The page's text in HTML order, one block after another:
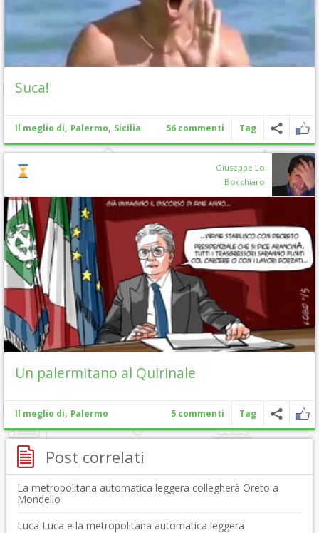
Suca!
Il meglio di, Palermo, Sicilia 56 commenti Tag
Giuseppe Lo
Bocchiaro
Un palermitano al Quirinale
Il meglio di, Palermo 5 commenti Tag
Post correlati
La metropolitana automatica leggera collegherà Oreto a
Mondello
Luca Luca e la metropolitana automatica leggera